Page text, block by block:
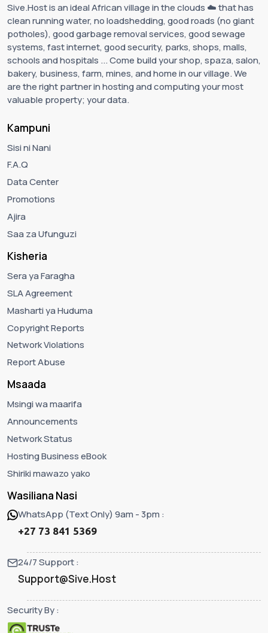
Sive.Host is an ideal African village in the clouds ☁️ that has
clean running water, no loadshedding, good roads (no giant
potholes), good garbage removal services, good sewage
systems, fast internet, good security, parks, shops, malls,
schools and hospitals ... Come build your shop, spaza, salon,
bakery, business, farm, mines, and home in our village. We
are the right partner in hosting and computing your most
valuable property; your data.
Kampuni
Sisi ni Nani
F.A.Q
Data Center
Promotions
Ajira
Saa za Ufunguzi
Kisheria
Sera ya Faragha
SLA Agreement
Masharti ya Huduma
Copyright Reports
Network Violations
Report Abuse
Msaada
Msingi wa maarifa
Announcements
Network Status
Hosting Business eBook
Shiriki mawazo yako
Wasiliana Nasi
WhatsApp (Text Only) 9am - 3pm :
+27 73 841 5369
24/7 Support :
Support@Sive.Host
Security By :